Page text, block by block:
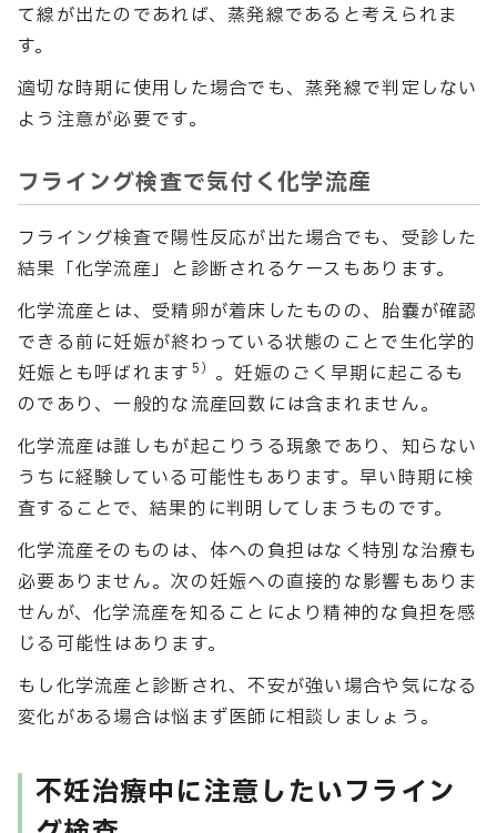
て線が出たのであれば、蒸発線であると考えられま
す。
適切な時期に使用した場合でも、蒸発線で判定しない
よう注意が必要です。
フライング検査で気付く化学流産
フライング検査で陽性反応が出た場合でも、受診した
結果「化学流産」と診断されるケースもあります。
化学流産とは、受精卵が着床したものの、胎嚢が確認
できる前に妊娠が終わっている状態のことで生化学的
妊娠とも呼ばれます 5） 。妊娠のごく早期に起こるも
のであり、一般的な流産回数には含まれません。
化学流産は誰しもが起こりうる現象であり、知らない
うちに経験している可能性もあります。早い時期に検
査することで、結果的に判明してしまうものです。
化学流産そのものは、体への負担はなく特別な治療も
必要ありません。次の妊娠への直接的な影響もありま
せんが、化学流産を知ることにより精神的な負担を感
じる可能性はあります。
もし化学流産と診断され、不安が強い場合や気になる
変化がある場合は悩まず医師に相談しましょう。
不妊治療中に注意したいフライン